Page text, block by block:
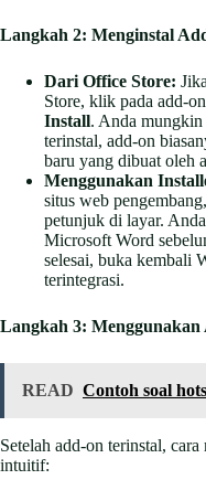
Langkah 2: Menginstal
Dari Office Store:
Store, klik pada add-
Install. Anda mungkin
terinstal, add-on
baru yang dibuat oleh
Menggunakan
situs web
petunjuk di layar.
Microsoft Word
selesai, buka kembali
terintegrasi.
Langkah 3:
READ Contoh soal
Setelah add-on terinstal,
intuitif: